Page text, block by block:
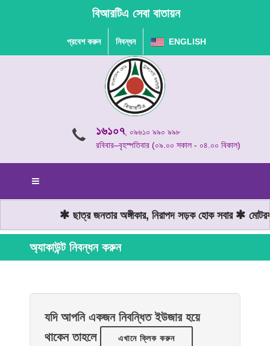
বিআরটিএ সেবা বাতায়ন
প্রবেশ করুন নিবন্ধন ENGLISH
১৬১০৭, ০৯৬১০ ৯৯০ ৯৯৮
রবিবার–বৃহস্পতিবার (০৯.০০ সকাল - ০৪.০০ বিকাল)
ছাত্র জনতার অঙ্গীকার, নিরাপদ সড়ক হোক সবার
অ্যাকাউন্ট নিবন্ধন করুন
যদি আপনি একজন নিবন্ধিত ইউজার হয়ে
থাকেন তাহলে
এখানে ক্লিক করুন